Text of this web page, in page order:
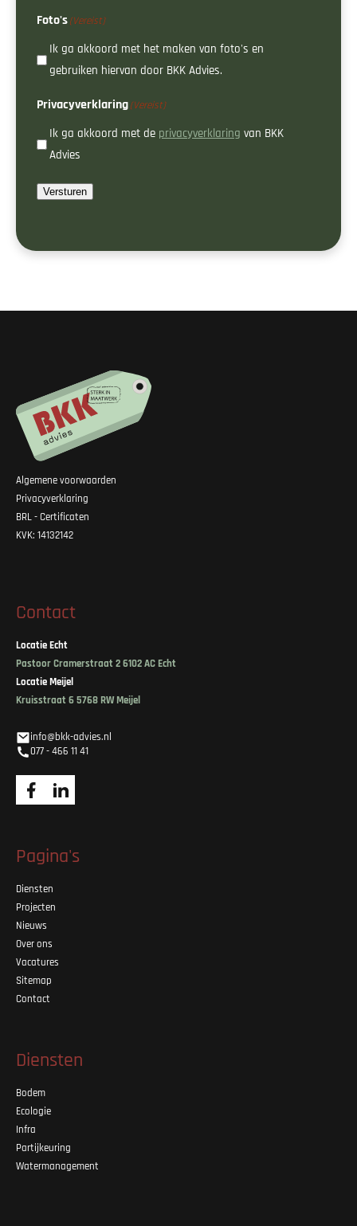
Foto's(Vereist)
Ik ga akkoord met het maken van foto's en
gebruiken hiervan door BKK Advies.
Privacyverklaring(Vereist)
Ik ga akkoord met de privacyverklaring van BKK
Advies
Versturen
Algemene voorwaarden
Privacyverklaring
BRL - Certificaten
KVK: 14132142
Contact
Locatie Echt
Pastoor Cramerstraat 2 6102 AC Echt
Locatie Meijel
Kruisstraat 6 5768 RW Meijel
info@bkk-advies.nl
077 - 466 11 41
Pagina's
Diensten
Projecten
Nieuws
Over ons
Vacatures
Sitemap
Contact
Diensten
Bodem
Ecologie
Infra
Partijkeuring
Watermanagement